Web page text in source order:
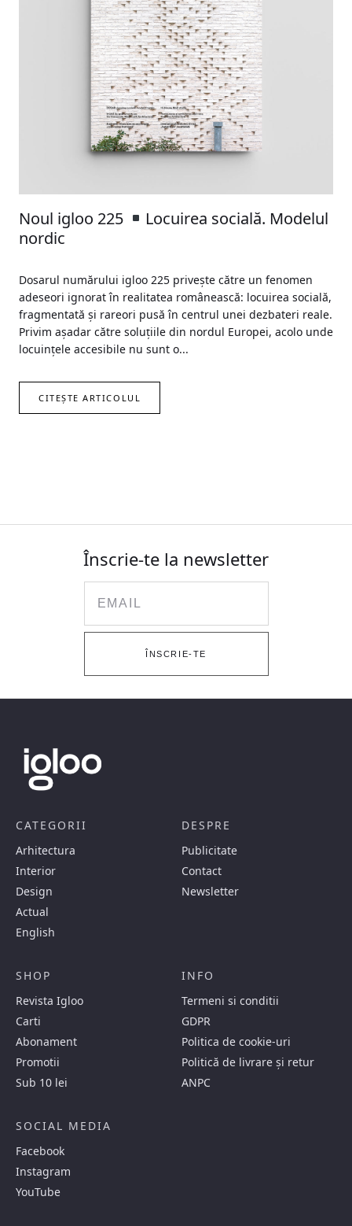
Noul igloo 225
Locuirea socială. Modelul
nordic
Dosarul numărului igloo 225 privește către un fenomen
adeseori ignorat în realitatea românească: locuirea socială,
fragmentată și rareori pusă în centrul unei dezbateri reale.
Privim așadar către soluțiile din nordul Europei, acolo unde
locuințele accesibile nu sunt o...
CITEȘTE ARTICOLUL
Înscrie-te la newsletter
ÎNSCRIE-TE
CATEGORII
Arhitectura
Interior
Design
Actual
English
DESPRE
Publicitate
Contact
Newsletter
SHOP
Revista Igloo
Carti
Abonament
Promotii
Sub 10 lei
INFO
Termeni si conditii
GDPR
Politica de cookie-uri
Politică de livrare și retur
ANPC
SOCIAL MEDIA
Facebook
Instagram
YouTube